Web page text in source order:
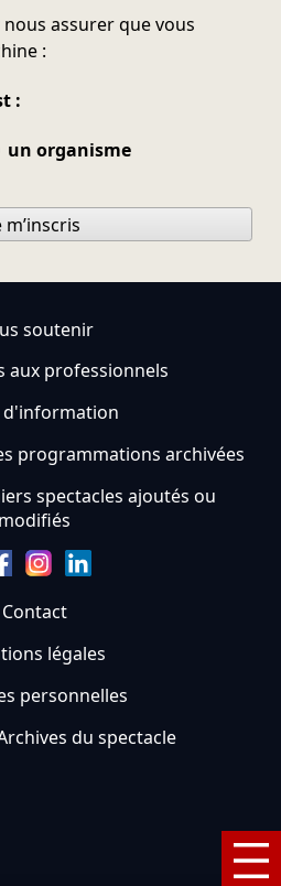
assurer que vous
:
:
un organisme
m’inscris
soutenir
aux professionnels
d'information
programmations archivées
spectacles ajoutés ou
modifiés
Contact
légales
personnelles
du spectacle